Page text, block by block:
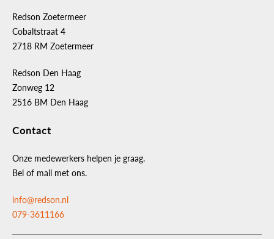
Redson Zoetermeer
Cobaltstraat 4
2718 RM Zoetermeer
Redson Den Haag
Zonweg 12
2516 BM Den Haag
Contact
Onze medewerkers helpen je graag.
Bel of mail met ons.
info@redson.nl
079-3611166